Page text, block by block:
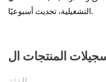
التشغيلية، تحديث أسبوعيًا.